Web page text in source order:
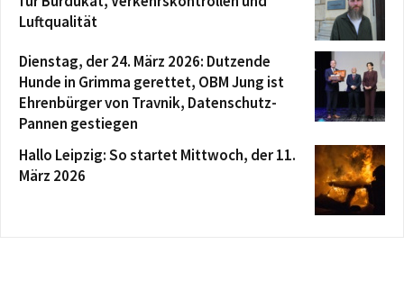
Luftqualität
Dienstag, der 24. März 2026: Dutzende
Hunde in Grimma gerettet, OBM Jung ist
Ehrenbürger von Travnik, Datenschutz-
Pannen gestiegen
Hallo Leipzig: So startet Mittwoch, der 11.
März 2026